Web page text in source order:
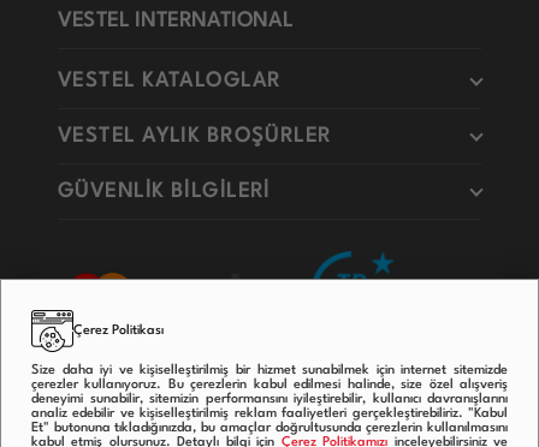
VESTEL INTERNATIONAL
VESTEL KATALOGLAR
VESTEL AYLIK BROŞÜRLER
GÜVENLİK BİLGİLERİ
Çerez Politikası
Size daha iyi ve kişiselleştirilmiş bir hizmet sunabilmek için internet sitemizde
çerezler kullanıyoruz. Bu çerezlerin kabul edilmesi halinde, size özel alışveriş
deneyimi sunabilir, sitemizin performansını iyileştirebilir, kullanıcı davranışlarını
analiz edebilir ve kişiselleştirilmiş reklam faaliyetleri gerçekleştirebiliriz. "Kabul
Et" butonuna tıkladığınızda, bu amaçlar doğrultusunda çerezlerin kullanılmasını
kabul etmiş olursunuz. Detaylı bilgi için Çerez Politikamızı inceleyebilirsiniz ve